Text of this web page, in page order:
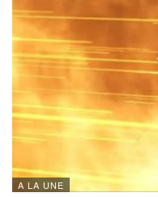
A LA UNE